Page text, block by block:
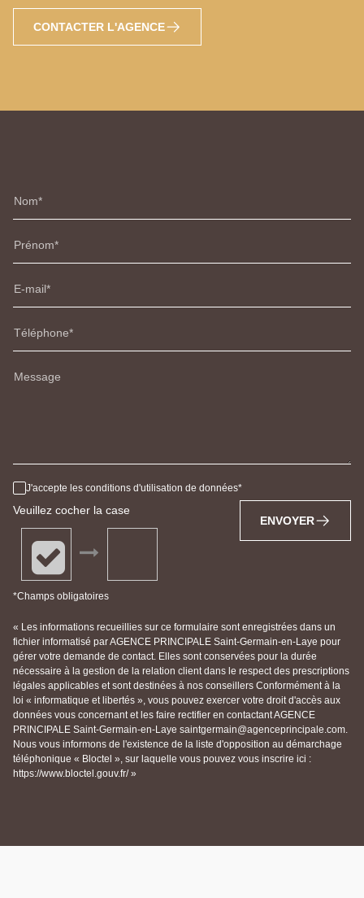
CONTACTER L'AGENCE
Nom
Prénom
E-mail
Téléphone
Message
J'accepte les conditions d'utilisation de données
Veuillez cocher la case
*Champs obligatoires
ENVOYER
« Les informations recueillies sur ce formulaire sont enregistrées dans un
fichier informatisé par AGENCE PRINCIPALE Saint-Germain-en-Laye pour
gérer votre demande de contact. Elles sont conservées pour la durée
nécessaire à la gestion de la relation client dans le respect des prescriptions
légales applicables et sont destinées à nos conseillers Conformément à la
loi « informatique et libertés », vous pouvez exercer votre droit d'accès aux
données vous concernant et les faire rectifier en contactant AGENCE
PRINCIPALE Saint-Germain-en-Laye saintgermain@agenceprincipale.com.
Nous vous informons de l'existence de la liste d'opposition au démarchage
téléphonique « Bloctel », sur laquelle vous pouvez vous inscrire ici :
https://www.bloctel.gouv.fr/ »